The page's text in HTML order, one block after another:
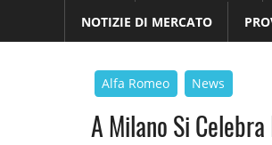
NOTIZIE DI MERCATO
Alfa Romeo News
A Milano Si